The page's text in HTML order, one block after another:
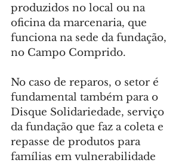
produzidos no local ou na
oficina da marcenaria, que
funciona na sede da fundação,
no Campo Comprido.
No caso de reparos, o setor é
fundamental também para o
Disque Solidariedade, serviço
da fundação que faz a coleta e
repasse de produtos para
famílias em vulnerabilidade